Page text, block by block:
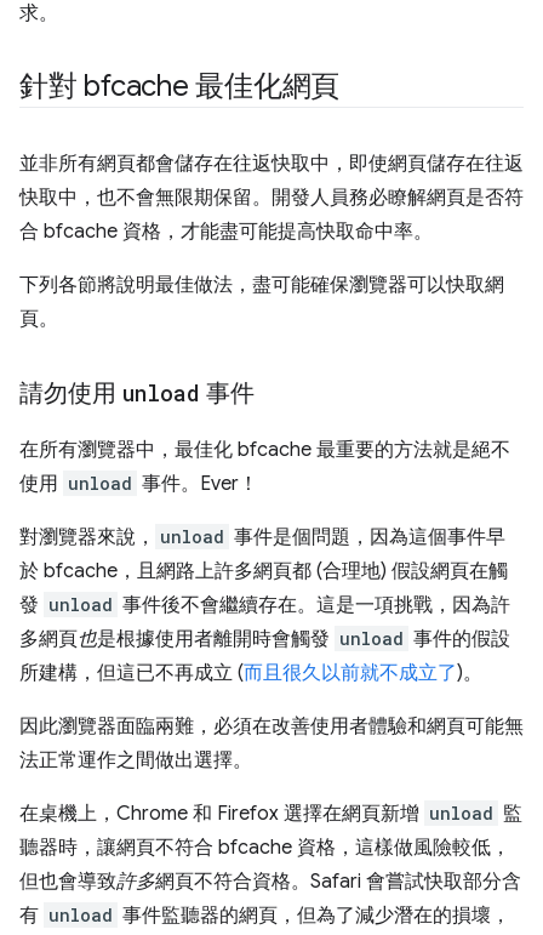
求。
針對 bfcache 最佳化網頁
並非所有網頁都會儲存在往返快取中，即使網頁儲存在往返
快取中，也不會無限期保留。開發人員務必瞭解網頁是否符
合 bfcache 資格，才能盡可能提高快取命中率。
下列各節將說明最佳做法，盡可能確保瀏覽器可以快取網
頁。
請勿使用 unload 事件
在所有瀏覽器中，最佳化 bfcache 最重要的方法就是絕不
使用 unload 事件。Ever！
對瀏覽器來說， unload 事件是個問題，因為這個事件早
於 bfcache，且網路上許多網頁都 (合理地) 假設網頁在觸
發 unload 事件後不會繼續存在。這是一項挑戰，因為許
多網頁也是根據使用者離開時會觸發 unload 事件的假設
所建構，但這已不再成立 (而且很久以前就不成立了)。
因此瀏覽器面臨兩難，必須在改善使用者體驗和網頁可能無
法正常運作之間做出選擇。
在桌機上，Chrome 和 Firefox 選擇在網頁新增 unload 監
聽器時，讓網頁不符合 bfcache 資格，這樣做風險較低，
但也會導致許多網頁不符合資格。Safari 會嘗試快取部分含
有 unload 事件監聽器的網頁，但為了減少潛在的損壞，